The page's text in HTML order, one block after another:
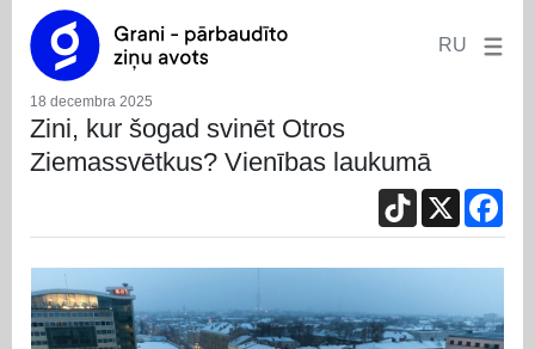
RU
18 decembra 2025
Zini, kur šogad svinēt Otros
Ziemassvētkus? Vienības laukumā
TikTok
X